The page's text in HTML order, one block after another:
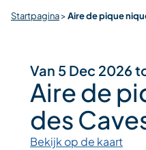
Startpagina>Aire de pique
Van 5 Dec 2026
Aire de
des
Bekijk op de kaart